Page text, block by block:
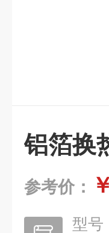
铝箔换
参考价：
型号